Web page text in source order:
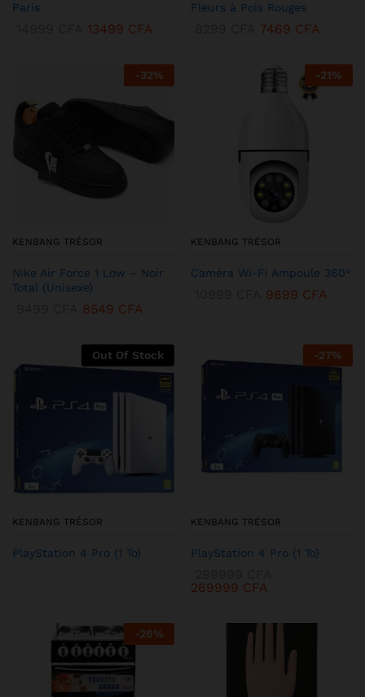
Paris
13499 CFA
Fleurs à Pois Rouges
7469 CFA
-32%
KENBANG TRÉSOR
Nike Air Force 1 Low – Noir
Total (Unisexe)
8549 CFA
-21%
KENBANG TRÉSOR
Caméra Wi-Fi Ampoule 360°
9899 CFA
Out Of Stock
KENBANG TRÉSOR
PlayStation 4 Pro (1 To)
-27%
KENBANG TRÉSOR
PlayStation 4 Pro (1 To)
269999 CFA
-28%